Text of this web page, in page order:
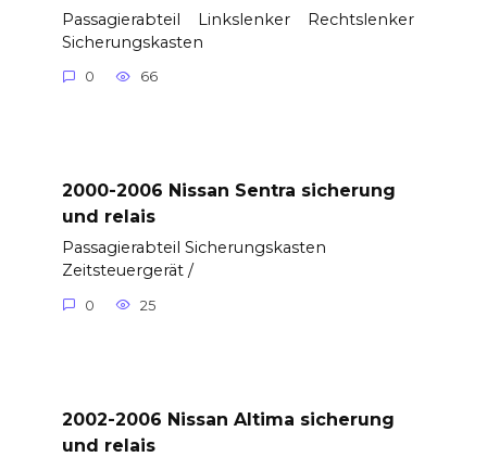
Passagierabteil Linkslenker Rechtslenker
Sicherungskasten
0 66
2000-2006 Nissan Sentra sicherung
und relais
Passagierabteil Sicherungskasten
Zeitsteuergerät /
0 25
2002-2006 Nissan Altima sicherung
und relais